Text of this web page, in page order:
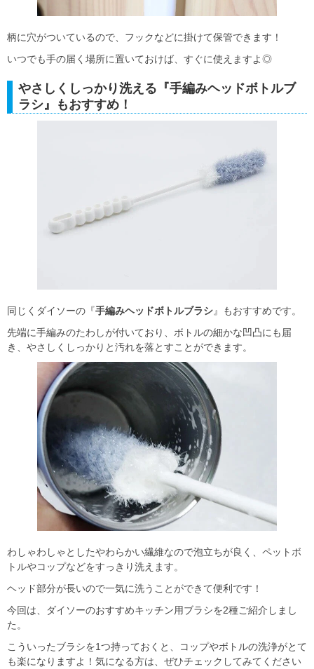
柄に穴がついているので、フックなどに掛けて保管できます！
いつでも手の届く場所に置いておけば、すぐに使えますよ◎
やさしくしっかり洗える『手編みヘッドボトルブ
ラシ』もおすすめ！
同じくダイソーの『手編みヘッドボトルブラシ』もおすすめです。
先端に手編みのたわしが付いており、ボトルの細かな凹凸にも届
き、やさしくしっかりと汚れを落とすことができます。
わしゃわしゃとしたやわらかい繊維なので泡立ちが良く、ペットボ
トルやコップなどをすっきり洗えます。
ヘッド部分が長いので一気に洗うことができて便利です！
今回は、ダイソーのおすすめキッチン用ブラシを2種ご紹介しまし
た。
こういったブラシを1つ持っておくと、コップやボトルの洗浄がとて
も楽になりますよ！気になる方は、ぜひチェックしてみてください